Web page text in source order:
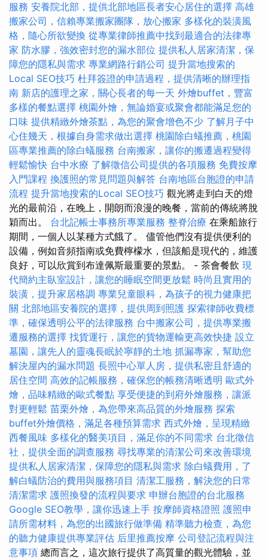
服務 安養院北部，提供北部地區長者安心居住的選擇 高雄
搬家公司，信賴專業搬家團隊，放心搬家 多樣化的裝潢風
格，隨心所欲變換 從專業律師推薦中找到最適合的法律專
家 防水膠，強效密封您的漏水部位 提供私人居家清潔，保
障您的隱私與需求 專業網路行銷公司 提升當地搜索的
Local SEO技巧 杜拜簽證的申請過程，提供清晰的辦理指
南 新店的護理之家，關心長者的每一天 外燴buffet，豐富
多樣的餐點選擇 桃園外燴，無論婚宴或聚會都能滿足您的
口味 提供精緻外燴茶點，為您的聚會增色不少 了解月子中
心住幾天，根據自身需求做出選擇 桃園除白蟻推薦，桃園
區專業推薦的除白蟻服務 台南搬家，讓你的搬遷過程變得
輕鬆愉快 台中水療 了解徵信公司提供的各項服務 免費按摩
入門課程 換護照的常見問題與解答 台南地區台胞證的申請
流程 提升當地搜索的Local SEO技巧 觀光將走到白天的燈
光的最前沿，在晚上，開朗而浪漫的晚餐，當前的傳統將脫
穎而出。 台北記帳士事務所專業服務 整脊治療 在乘船旅行
期間，一個人以某種方式餓了。 儘管他們沒有提供便利的
設備，例如音頻指南或免費檸檬水，但該船是現代的，維護
良好，可以欣賞到布達佩斯最重要的景點。 - 茶會餐飲 現
代簡約主臥室設計，讓您的睡眠空間更放鬆 時尚且實用的
裝潢，提升家居格調 專業兒童眼科，為孩子的視力健康把
關 北部地區安養院的選擇，提供周到照護 探索律師收費標
準，確保透明公平的法律服務 台中搬家公司，提供專業搬
遷服務的選擇 找貨運行，讓您的貨物運輸更高效快捷 設立
墓園，讓先人的靈魂長眠於寧靜的土地 抓漏專家，幫助您
解決屋內的漏水問題 長照中心單人房，提供私密且舒適的
居住空間 高效的記帳服務，確保您的帳務清晰透明 歐式外
燴，品味精緻的歐式餐點 享受便捷的到府外燴服務，讓派
對更輕鬆 苗栗外燴，為您帶來高品質的外燴服務 探索
buffet外燴價格，滿足各種預算需求 西式外燴，呈現精緻
西餐風味 多樣化的醫美項目，滿足你的不同需求 台北徵信
社，提供全面的調查服務 尋找專業的清潔公司來改善環境
提供私人居家清潔，保障您的隱私與需求 除白蟻費用，了
解白蟻防治的費用與服務項目 清潔工服務，解決您的日常
清潔需求 護照換發的流程與要求 申辦台胞證的台北服務
Google SEO教學，讓你迅速上手 按摩師資格證照 護照申
請所需材料，為您的出國旅行做準備 精準聽力檢查，為您
的聽力健康提供專業評估 后里推薦按摩 公司登記流程與注
意事項 總而言之，這次旅行提供了高質量的觀光體驗，並